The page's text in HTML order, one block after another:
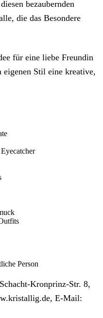
bezaubernden
die das Besondere
für eine liebe Freundin
Stil eine kreative,
Person
Kronprinz-Str. 8,
E-Mail: